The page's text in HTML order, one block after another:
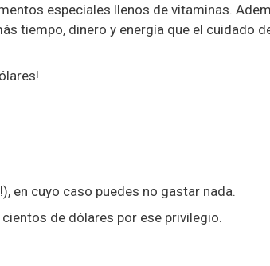
especiales llenos de vitaminas.
tiempo, dinero y energía que el cuidado
en cuyo caso puedes no gastar nada.
de dólares por ese privilegio.